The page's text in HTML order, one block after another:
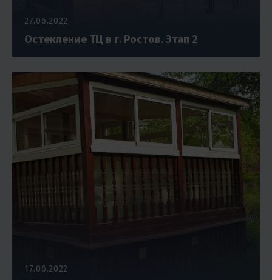
27.06.2022
Остекление ТЦ в г. Ростов. Этап 2
17.06.2022